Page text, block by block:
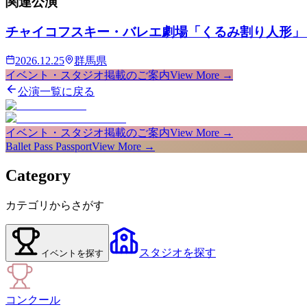
チャイコフスキー・バレエ劇場「くるみ割り人形
2026.12.25
群馬県
イベント・スタジオ掲載のご案内View More →
公演一覧に戻る
イベント・スタジオ掲載のご案内View More →
Ballet Pass PassportView More →
Category
カテゴリからさがす
イベント を探す スタジオを探す
コンクール